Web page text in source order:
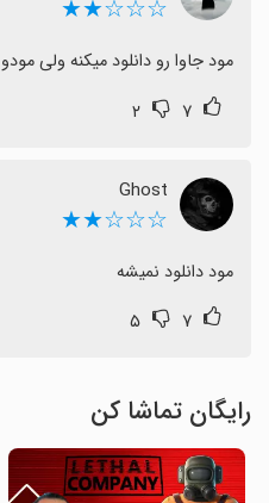
☆☆☆★★
مود جاوا رو دانلود میکنه ولی مودو
۷ ۲
Ghost
☆☆☆★★
مود دانلود نمیشه
۷ ۵
رایگان تماشا کن